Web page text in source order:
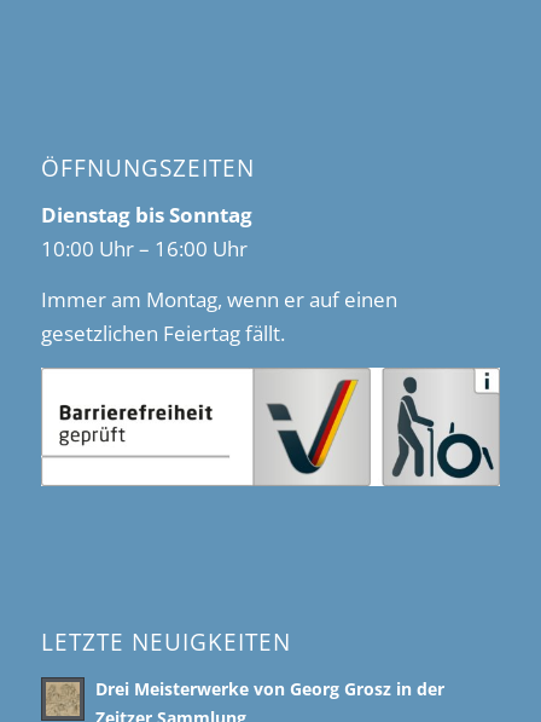
ÖFFNUNGSZEITEN
Dienstag bis Sonntag
10:00 Uhr – 16:00 Uhr
Immer am Montag, wenn er auf einen
gesetzlichen Feiertag fällt.
LETZTE NEUIGKEITEN
Drei Meisterwerke von Georg Grosz in der
Zeitzer Sammlung